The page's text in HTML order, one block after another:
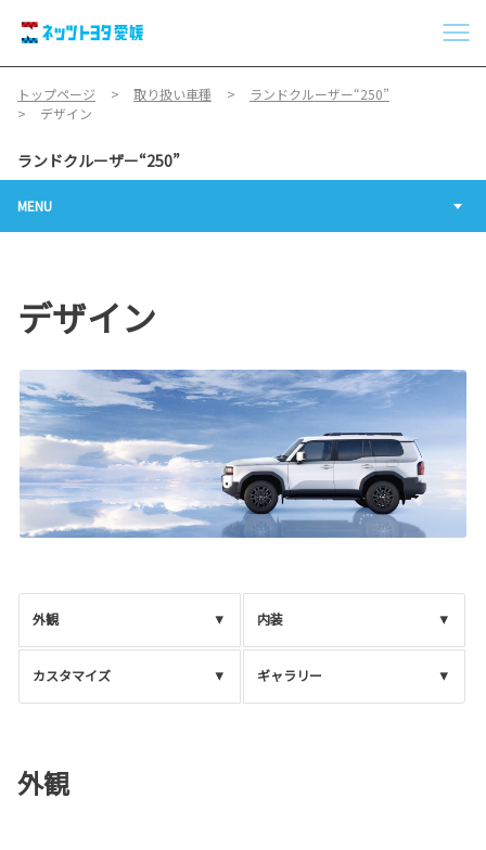
トップページ 取り扱い車種
ランドクルーザー“250”
デザイン
ランドクルーザー“250”
MENU
デザイン
外観 内装
カスタマイズ ギャラリー
外観